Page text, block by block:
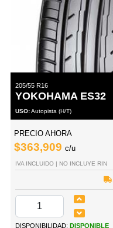
205/55 R16
YOKOHAMA ES32
USO:Autopista (H/T)
PRECIO AHORA
$363,909 c/u
IVA INCLUIDO | NO INCLUYE RIN
DISPONIBILIDAD: DISPONIBLE